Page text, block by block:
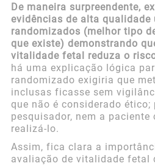
De maneira surpreendente,
evidências de alta
randomizados (melhor tipo
que existe) demonstrando
vitalidade fetal reduza o
há uma explicação lógica
randomizado exigiria que
inclusas ficasse sem
que não é considerado ético;
pesquisador, nem a paciente
realizá-lo.
Assim, fica clara a
avaliação de vitalidade fetal